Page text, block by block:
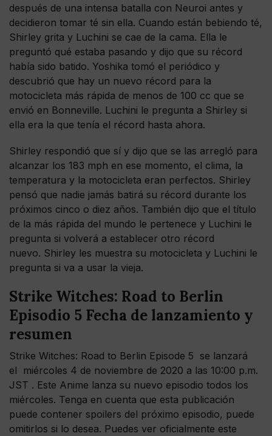
después de una intensa batalla con Neuroi antes y
decidieron tomar té sin ella. Cuando están bebiendo té,
Shirley grita y Luchini se cae de la cama. Ella le
preguntó qué estaba pasando y dijo que su récord
había sido batido. Yoshika tomó el periódico y
descubrió que hay un nuevo récord para la
motocicleta más rápida de menos de 100 cc que se
envió en Bonneville. Luchini le pregunta a Shirley si
ella era la que tenía el récord hasta ahora.
Shirley respondió que sí y dijo que se las arregló para
alcanzar los 183 mph en ese momento, el clima, la
temperatura y la motocicleta eran perfectos. Shirley
pensó que nadie jamás batirá su récord durante los
próximos cinco o diez años. También dijo que el título
de la más rápida del mundo le pertenece y Luchini le
pregunta si volverá a establecer otro récord
nuevo. Shirley les muestra su motocicleta y Luchini le
pregunta si va a usar la vieja.
Strike Witches: Road to Berlin
Episodio 5 Fecha de lanzamiento y
resumen
Strike Witches: Road to Berlin Episode 5 se lanzará
el miércoles 4 de noviembre de 2020 a las 10:00 p.m.
JST . Este Anime lanza su nuevo episodio todos los
miércoles. Tenga en cuenta que esta publicación
puede contener spoilers del próximo episodio, puede
omitirlos si lo desea. Puedes ver oficialmente este